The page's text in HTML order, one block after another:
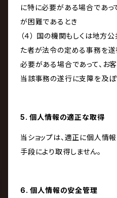
に特に必要がある場合であっ
が困難であるとき
（４） 国の機関もしくは地
た者が法令の定める事務を遂
必要がある場合であって、お
当該事務の遂行に支障を及
5. 個人情報の適正な取得
当ショップは、適正に個人情
手段により取得しません。
6. 個人情報の安全管理